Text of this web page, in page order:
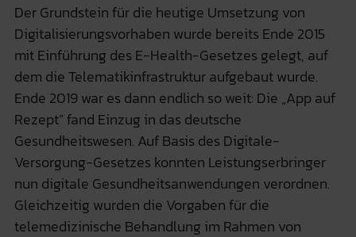
Der Grundstein für die heutige Umsetzung von
Digitalisierungsvorhaben wurde bereits Ende 2015
mit Einführung des E-Health-Gesetzes gelegt, auf
dem die Telematikinfrastruktur aufgebaut wurde.
Ende 2019 war es dann endlich so weit: Die „App auf
Rezept“ fand Einzug in das deutsche
Gesundheitswesen. Auf Basis des Digitale-
Versorgung-Gesetzes konnten Leistungserbringer
nun digitale Gesundheitsanwendungen verordnen.
Gleichzeitig wurden die Vorgaben für die
telemedizinische Behandlung im Rahmen von